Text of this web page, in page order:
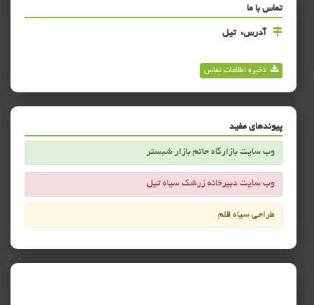
تماس با ما
آدرس: تیل
ذخیره اطلاعات تماس
پیوندهای مفید
وب سایت بازارگاه حاتم بازار شبستر
وب سایت دبیرخانه زرشک سیاه تیل
طراحی سیاه قلم